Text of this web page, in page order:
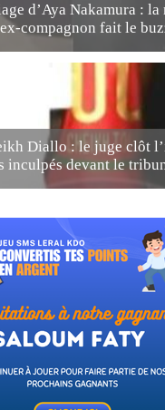
d’Aya Nakamura : la
compagnon fait le
Diallo : le juge clôt
inculpés devant le